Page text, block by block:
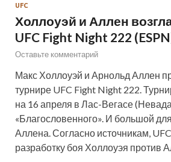
UFC
Холлоуэй и Аллен
UFC Fight Night 222
Оставьте комментарий
Макс Холлоуэй и Арнольд Аллен
турнире UFC Fight Night 222.
на 16 апреля в Лас-Вегасе
«Благословенного». И большой
Аллена. Согласно источникам,
разработку боя Холлоуэя против